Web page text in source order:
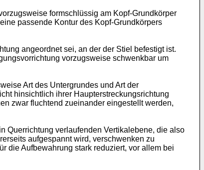
formschlüssig am Kopf-Grundkörper
passende Kontur des Kopf-Grundkörpers
angeordnet sei, an der der Stiel befestigt ist.
vorzugsweise schwenkbar um
Art des Untergrundes und Art der
hinsichtlich ihrer Haupterstreckungsrichtung
zwar fluchtend zueinander eingestellt werden,
Querrichtung verlaufenden Vertikalebene, die also
aufgespannt wird, verschwenken zu
die Aufbewahrung stark reduziert, vor allem bei